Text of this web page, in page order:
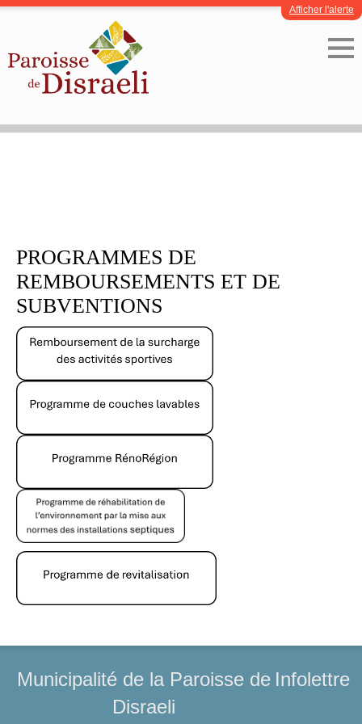
Afficher l'alerte
PROGRAMMES DE
REMBOURSEMENTS ET DE
SUBVENTIONS
Municipalité de la Paroisse de
Disraeli
Infolettre